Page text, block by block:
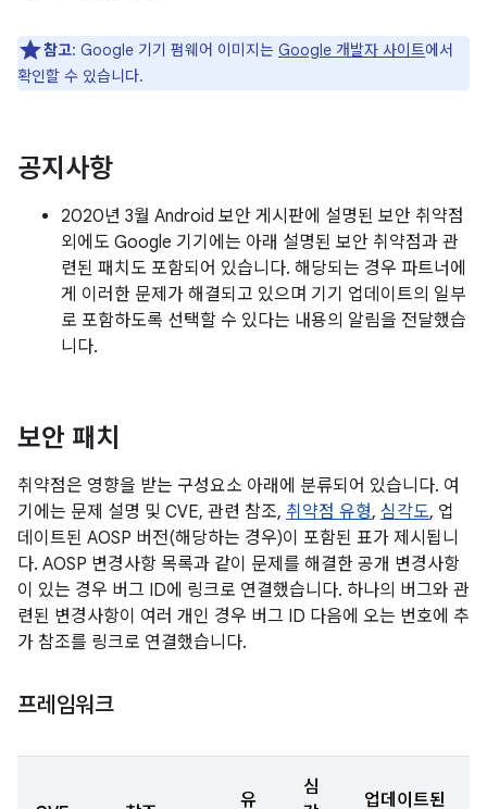
참고: Google 기기 펌웨어 이미지는 Google 개발자 사이트에서
확인할 수 있습니다.
공지사항
2020년 3월 Android 보안 게시판에 설명된 보안 취약점
외에도 Google 기기에는 아래 설명된 보안 취약점과 관
련된 패치도 포함되어 있습니다. 해당되는 경우 파트너에
게 이러한 문제가 해결되고 있으며 기기 업데이트의 일부
로 포함하도록 선택할 수 있다는 내용의 알림을 전달했습
니다.
보안 패치
취약점은 영향을 받는 구성요소 아래에 분류되어 있습니다. 여
기에는 문제 설명 및 CVE, 관련 참조, 취약점 유형, 심각도, 업
데이트된 AOSP 버전(해당하는 경우)이 포함된 표가 제시됩니
다. AOSP 변경사항 목록과 같이 문제를 해결한 공개 변경사항
이 있는 경우 버그 ID에 링크로 연결했습니다. 하나의 버그와 관
련된 변경사항이 여러 개인 경우 버그 ID 다음에 오는 번호에 추
가 참조를 링크로 연결했습니다.
프레임워크
유
심
업데이트된